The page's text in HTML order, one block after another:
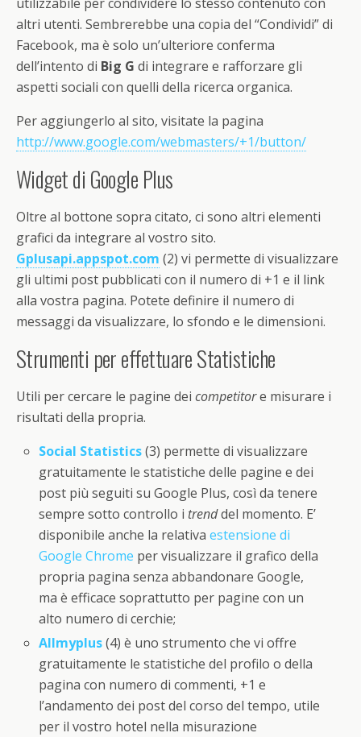
altri utenti. Sembrerebbe una copia del “Condividi” di
Facebook, ma è solo un’ulteriore conferma
dell’intento di Big G di integrare e rafforzare gli
aspetti sociali con quelli della ricerca organica.
Per aggiungerlo al sito, visitate la pagina
http://www.google.com/webmasters/+1/button/
Widget di Google Plus
Oltre al bottone sopra citato, ci sono altri elementi
grafici da integrare al vostro sito.
Gplusapi.appspot.com (2) vi permette di visualizzare
gli ultimi post pubblicati con il numero di +1 e il link
alla vostra pagina. Potete definire il numero di
messaggi da visualizzare, lo sfondo e le dimensioni.
Strumenti per effettuare Statistiche
Utili per cercare le pagine dei competitore misurare i
risultati della propria.
Social Statistics(3) permette di visualizzare
gratuitamente le statistiche delle pagine e dei
post più seguiti su Google Plus, così da tenere
sempre sotto controllo i trenddel momento. E’
disponibile anche la relativaestensione di
Google Chrome per visualizzare il grafico della
propria pagina senza abbandonare Google,
ma è efficace soprattutto per pagine con un
alto numero di cerchie;
Allmyplus(4) è uno strumento che vi offre
gratuitamente le statistiche del profilo o della
pagina con numero di commenti, +1 e
l’andamento dei post del corso del tempo, utile
per il vostro hotel nella misurazione